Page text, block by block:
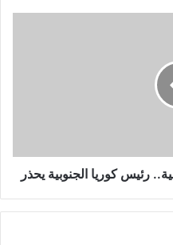
رئيس كوريا الجنوبية يحذر